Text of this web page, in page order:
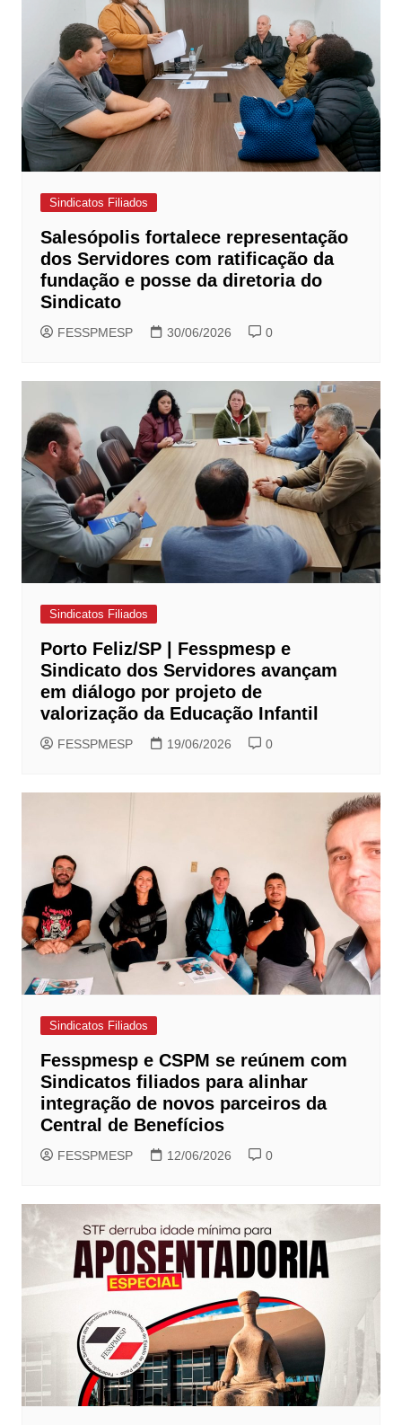
Sindicatos Filiados
Salesópolis fortalece representação
dos Servidores com ratificação da
fundação e posse da diretoria do
Sindicato
FESSPMESP 30/06/2026 0
Sindicatos Filiados
Porto Feliz/SP | Fesspmesp e
Sindicato dos Servidores avançam
em diálogo por projeto de
valorização da Educação Infantil
FESSPMESP 19/06/2026 0
Sindicatos Filiados
Fesspmesp e CSPM se reúnem com
Sindicatos filiados para alinhar
integração de novos parceiros da
Central de Benefícios
FESSPMESP 12/06/2026 0